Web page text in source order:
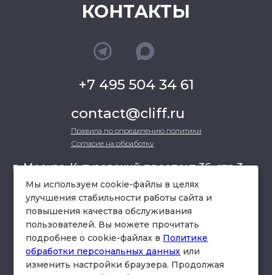
КОНТАКТЫ
+7 495 504 34 61
contact@cliff.ru
Правила по определению политики
Согласие на обработку
г. Москва, Кутузовский проспект 36, стр.3 ,
офис 301
схема проезда
Мы используем cookie-файлы в целях
улучшения стабильности работы сайта и
повышения качества обслуживания
пользователей. Вы можете прочитать
подробнее о cookie-файлах в Политике
обработки персональных данных или
изменить настройки браузера. Продолжая